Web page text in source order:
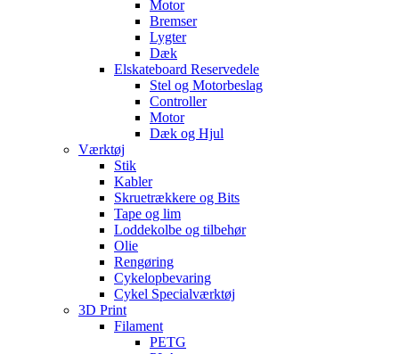
Motor
Bremser
Lygter
Dæk
Elskateboard Reservedele
Stel og Motorbeslag
Controller
Motor
Dæk og Hjul
Værktøj
Stik
Kabler
Skruetrækkere og Bits
Tape og lim
Loddekolbe og tilbehør
Olie
Rengøring
Cykelopbevaring
Cykel Specialværktøj
3D Print
Filament
PETG